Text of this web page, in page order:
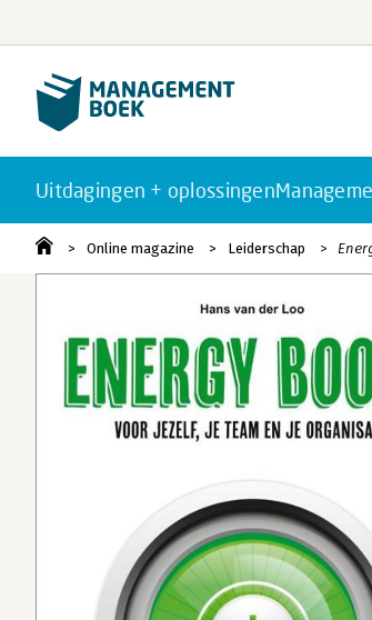
Uitdagingen + oplossingen
Online magazine Leiderschap